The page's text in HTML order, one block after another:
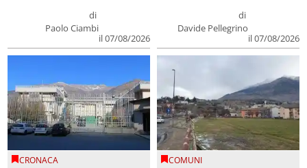
di
Paolo Ciambi
il 07/08/2026
di
Davide Pellegrino
il 07/08/2026
CRONACA COMUNI